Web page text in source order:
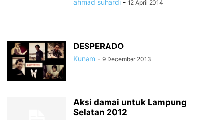
ahmad suhardi - 12 April 2014
DESPERADO
Kunam - 9 December 2013
Aksi damai untuk Lampung
Selatan 2012